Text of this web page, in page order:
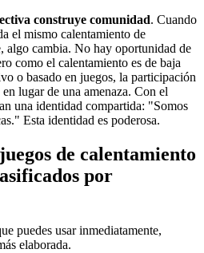
construye comunidad. Cuando
el mismo calentamiento de
algo cambia. No hay oportunidad de
como el calentamiento es de baja
o basado en juegos, la participación
lugar de una amenaza. Con el
una identidad compartida: "Somos
Esta identidad es poderosa.
de calentamiento
por
puedes usar inmediatamente,
elaborada.